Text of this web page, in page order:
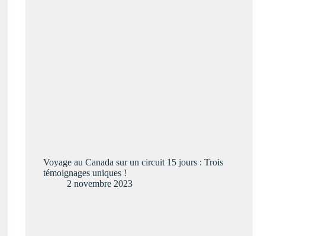
Voyage au Canada sur un circuit 15 jours : Trois
témoignages uniques !
2 novembre 2023